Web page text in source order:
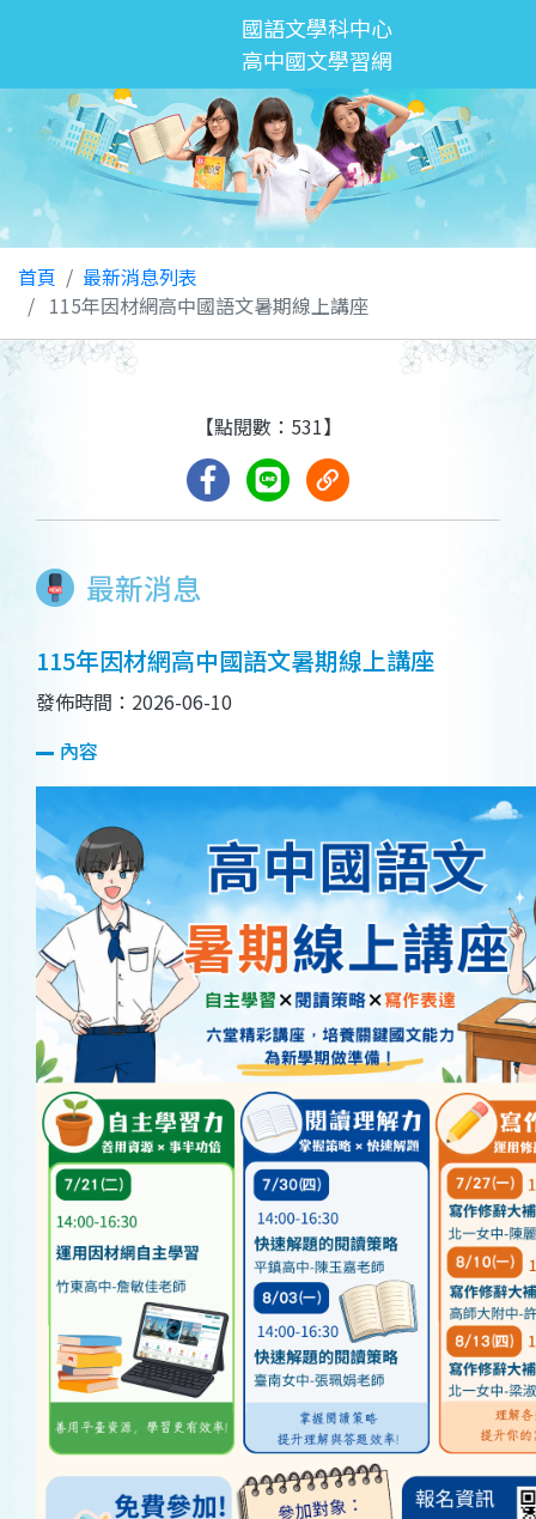
國語文學科中心
高中國文學習網
首頁
最新消息列表
115年因材網高中國語文暑期線上講座
最新消息
【點閱數：531】
115年因材網高中國語文暑期線上講座
發佈時間：2026-06-10
內容